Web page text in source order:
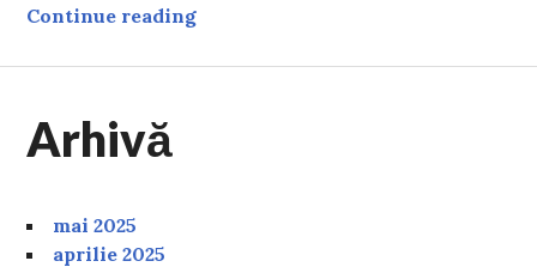
Continue readingDe unde vine obiceiul de a bate în
Arhivă
mai 2025
aprilie 2025